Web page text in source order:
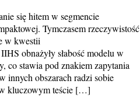
się hitem w segmencie
Tymczasem rzeczywistość
w kwestii
obnażyły słabość modelu w
co stawia pod znakiem zapytania
innych obszarach radzi sobie
kluczowym teście […]